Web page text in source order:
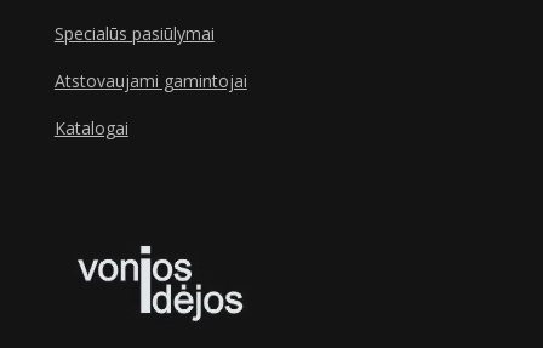
Specialūs pasiūlymai
Atstovaujami gamintojai
Katalogai